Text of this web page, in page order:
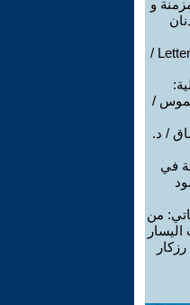
و
Letters from the East /
/
/ د.
في
من